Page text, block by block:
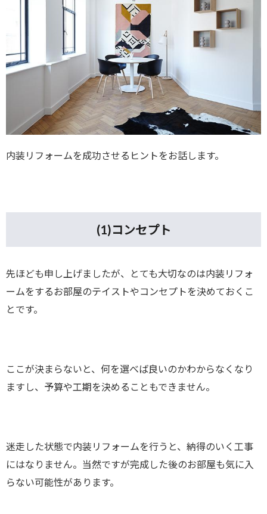
内装リフォームを成功させるヒントをお話します。
(1)コンセプト
先ほども申し上げましたが、とても大切なのは内装リフォ
ームをするお部屋のテイストやコンセプトを決めておくこ
とです。
ここが決まらないと、何を選べば良いのかわからなくなり
ますし、予算や工期を決めることもできません。
迷走した状態で内装リフォームを行うと、納得のいく工事
にはなりません。当然ですが完成した後のお部屋も気に入
らない可能性があります。